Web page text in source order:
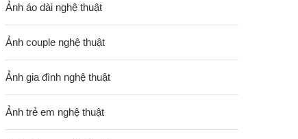
Ảnh áo dài nghệ thuật
Ảnh couple nghệ thuật
Ảnh gia đình nghệ thuật
Ảnh trẻ em nghệ thuật